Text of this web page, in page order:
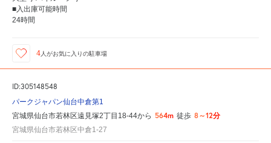
■入出庫可能時間
24時間
4 人がお気に入りの駐車場
ID:305148548
パークジャパン仙台中倉第1
宮城県仙台市若林区遠見塚2丁目18-44から 564m 徒歩 8～12分
宮城県仙台市若林区中倉1-27